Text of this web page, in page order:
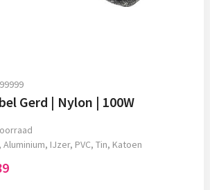
Gerd | Nylon | 100W
IJzer, PVC, Tin, Katoen